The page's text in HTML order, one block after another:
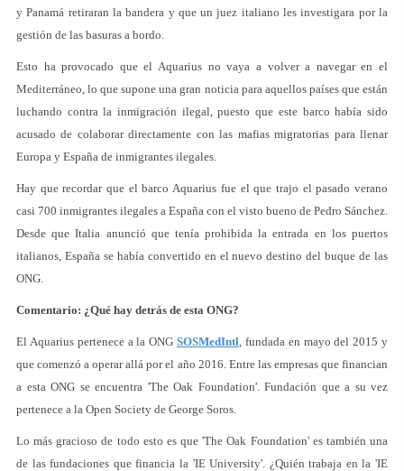
y Panamá retiraran la bandera y que un juez italiano les investigara por la
gestión de las basuras a bordo.
Esto ha provocado que el Aquarius no vaya a volver a navegar en el
Mediterráneo, lo que supone una gran noticia para aquellos países que están
luchando contra la inmigración ilegal, puesto que este barco había sido
acusado de colaborar directamente con las mafias migratorias para llenar
Europa y España de inmigrantes ilegales.
Hay que recordar que el barco Aquarius fue el que trajo el pasado verano
casi 700 inmigrantes ilegales a España con el visto bueno de Pedro Sánchez.
Desde que Italia anunció que tenía prohibida la entrada en los puertos
italianos, España se había convertido en el nuevo destino del buque de las
ONG.
Comentario: ¿Qué hay detrás de esta ONG?
El Aquarius pertenece a la ONG SOSMedIntl, fundada en mayo del 2015 y
que comenzó a operar allá por el año 2016. Entre las empresas que financian
a esta ONG se encuentra 'The Oak Foundation'. Fundación que a su vez
pertenece a la Open Society de George Soros.
Lo más gracioso de todo esto es que 'The Oak Foundation' es también una
de las fundaciones que financia la 'IE University'. ¿Quién trabaja en la 'IE